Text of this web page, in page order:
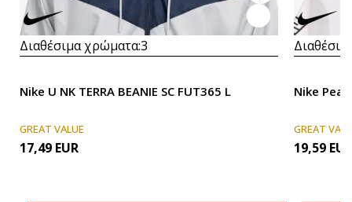
Διαθέσιμα χρώματα:3
Nike U NK TERRA BEANIE SC FUT365 L
GREAT VALUE
17,49 EUR
Nike Peak
GREAT
19,59 EUR